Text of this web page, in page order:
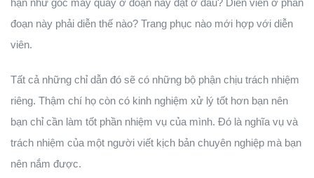
hạn như góc máy quay ở đoạn này đặt ở đâu? Diễn viên ở phân
đoạn này phải diễn thế nào? Trang phục nào mới hợp với diễn
viên.
Tất cả những chỉ dẫn đó sẽ có những bộ phận chịu trách nhiệm
riêng. Thậm chí họ còn có kinh nghiệm xử lý tốt hơn bạn nên
bạn chỉ cần làm tốt phần nhiệm vụ của mình. Đó là nghĩa vụ và
trách nhiệm của một người viết kịch bản chuyên nghiệp mà bạn
nên nắm được.